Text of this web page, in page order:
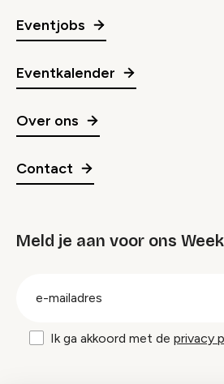
Eventjobs
Eventkalender
Over ons
Contact
Meld je aan voor ons
Ik ga akkoord met de privacy